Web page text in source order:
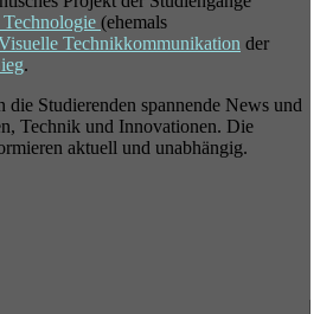
(ehemals
Technikkommunikation der
.
die Studierenden spannende News und
Technik und Innovationen. Die
aktuell und unabhängig.